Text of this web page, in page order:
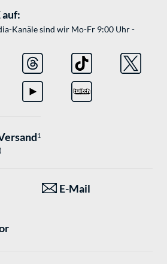
auf:
Kanäle sind wir Mo-Fr 9:00 Uhr -
1
E-Mail